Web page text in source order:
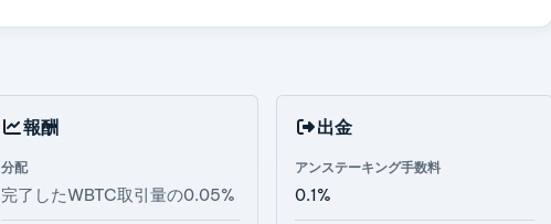
報酬
分配
完了したWBTC取引量の0.05%
出金
アンステーキング手数料
0.1%